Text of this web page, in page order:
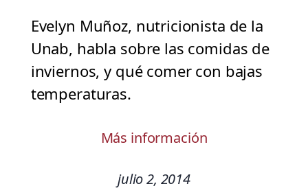
Evelyn Muñoz, nutricionista de la
Unab, habla sobre las comidas de
inviernos, y qué comer con bajas
temperaturas.
Más información
julio 2, 2014